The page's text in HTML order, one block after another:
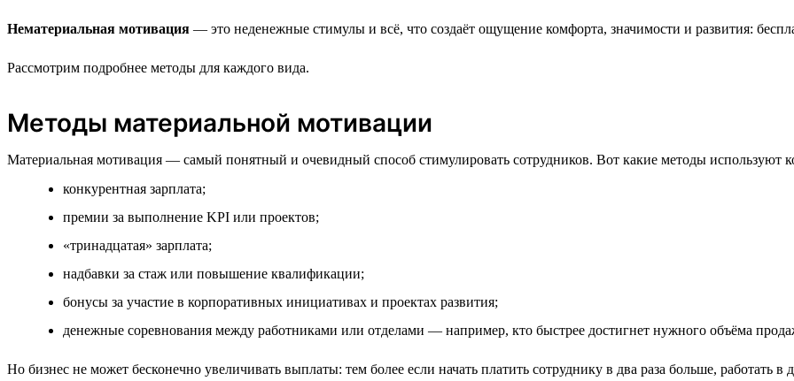
Нематериальная мотивация — это неденежные стимулы и всё, что создаёт ощущение комфорта, значимости и развития:
Рассмотрим подробнее методы для каждого вида.
Методы материальной мотивации
Материальная мотивация — самый понятный и очевидный способ стимулировать сотрудников. Вот какие методы используют
конкурентная зарплата;
премии за выполнение KPI или проектов;
«тринадцатая» зарплата;
надбавки за стаж или повышение квалификации;
бонусы за участие в корпоративных инициативах и проектах развития;
денежные соревнования между работниками или отделами — например, кто быстрее достигнет нужного объёма
Но бизнес не может бесконечно увеличивать выплаты: тем более если начать платить сотруднику в два раза больше, работать